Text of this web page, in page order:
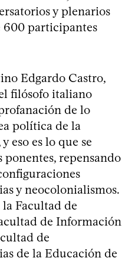
y plenarios
600 participantes
Edgardo Castro,
filósofo italiano
de lo
política de la
eso es lo que se
repensando
y neocolonialismos.
la Facultad de
de Información
de
de la Educación de